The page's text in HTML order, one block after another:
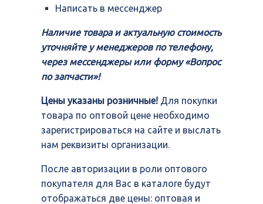
Написать в мессенджер
Наличие товара и актуальную стоимость
уточняйте у менеджеров по телефону,
через мессенджеры или форму «Вопрос
по запчасти»!
Цены указаны розничные! Для покупки
товара по оптовой цене необходимо
зарегистрироваться на сайте и выслать
нам реквизиты организации.
После авторизации в роли оптового
покупателя для Вас в каталоге будут
отображаться две цены: оптовая и